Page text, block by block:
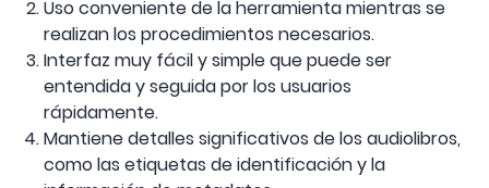
Uso conveniente de la herramienta mientras se
realizan los procedimientos necesarios.
Interfaz muy fácil y simple que puede ser
entendida y seguida por los usuarios
rápidamente.
Mantiene detalles significativos de los audiolibros,
como las etiquetas de identificación y la